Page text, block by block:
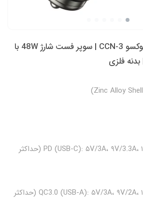
شارژر فندکی ماشین نوکسو CCN-3 | سوپر فست شارژ 48W با
خروجی پورت PD (USB‑C): ۵V/3A، ۹V/3.3A، ۱۲V/2.5A (حداکثر
خروجی پورت QC3.0 (USB‑A): ۵V/3A، ۹V/2A، ۱۲V/1.5A (حداکثر